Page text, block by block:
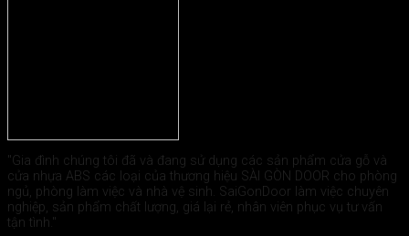
"Gia đình chúng tôi đã và đang sử dụng các sản phẩm cửa gỗ và
cửa nhựa ABS các loại của thương hiệu SÀI GÒN DOOR cho phòng
ngủ, phòng làm việc và nhà vệ sinh. SaiGonDoor làm việc chuyên
nghiệp, sản phẩm chất lượng, giá lại rẻ, nhân viên phục vụ tư vấn
tận tình."